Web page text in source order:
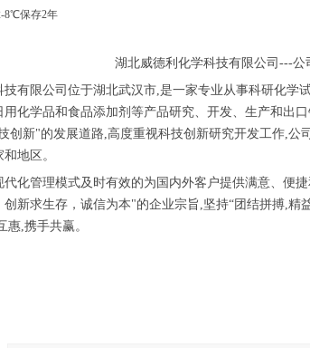
8℃保存2年
湖北威德利化学科技有限公司 ---公
技有限公司位于湖北武汉市,是一家专业从事科研化学
用化学品和食品添加剂等产品研究、开发、生产和出
创新"的发展道路,高度重视科技创新研究开发工作,公
地区。
代化管理模式及时有效的为国内外客户提供满意、便
创新求生存，诚信为本"的企业宗旨,坚持“团结拼搏,精
惠,携手共赢。